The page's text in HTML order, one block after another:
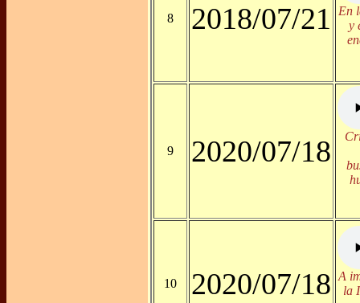
8 2018/07/21
En
y
9 2020/07/18
10 2020/07/18
A
la